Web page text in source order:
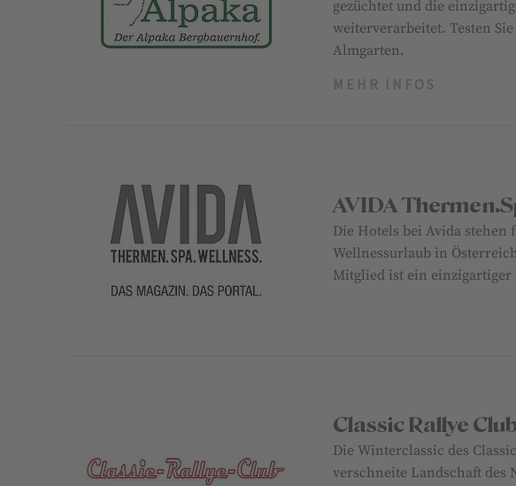
gezüchtet und die
weiterverarbeitet. Testen
Almgarten.
MEHR INFOS
AVIDA
Die Hotels bei Avida
Wellnessurlaub in
Mitglied ist ein einzigartiger
Classic Rallye
Die Winterclassic des
verschneite Landschaft